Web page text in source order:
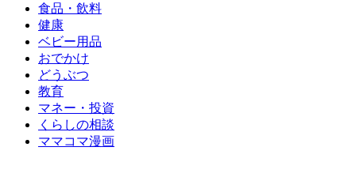
食品・飲料
健康
ベビー用品
おでかけ
どうぶつ
教育
マネー・投資
くらしの相談
ママコマ漫画